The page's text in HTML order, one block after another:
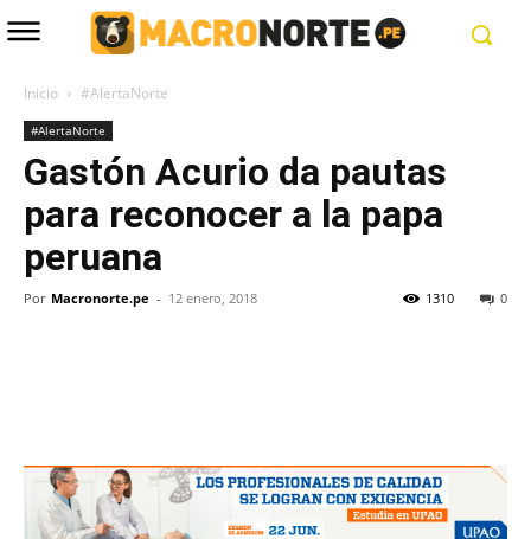
Inicio #AlertaNorte
#AlertaNorte
Gastón Acurio da pautas
para reconocer a la papa
peruana
Por Macronorte.pe - 12 enero, 2018 0
1310